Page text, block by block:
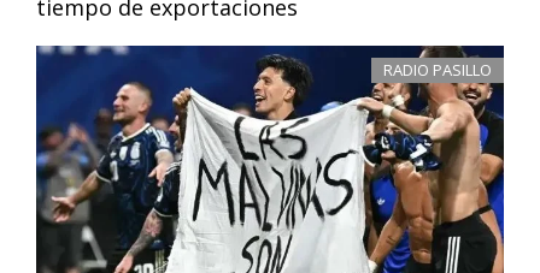
tiempo de exportaciones
RADIO PASILLO